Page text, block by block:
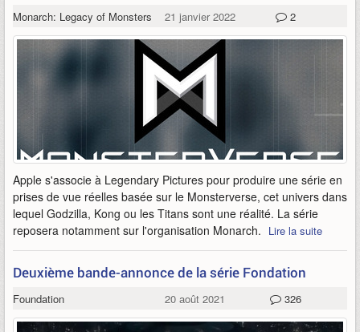
Monarch: Legacy of Monsters 21 janvier 2022 2
Apple s'associe à Legendary Pictures pour produire une série en
prises de vue réelles basée sur le Monsterverse, cet univers dans
lequel Godzilla, Kong ou les Titans sont une réalité. La série
reposera notamment sur l'organisation Monarch. Lire la suite
Deuxième bande-annonce de la série Fondation
Foundation 20 août 2021 326